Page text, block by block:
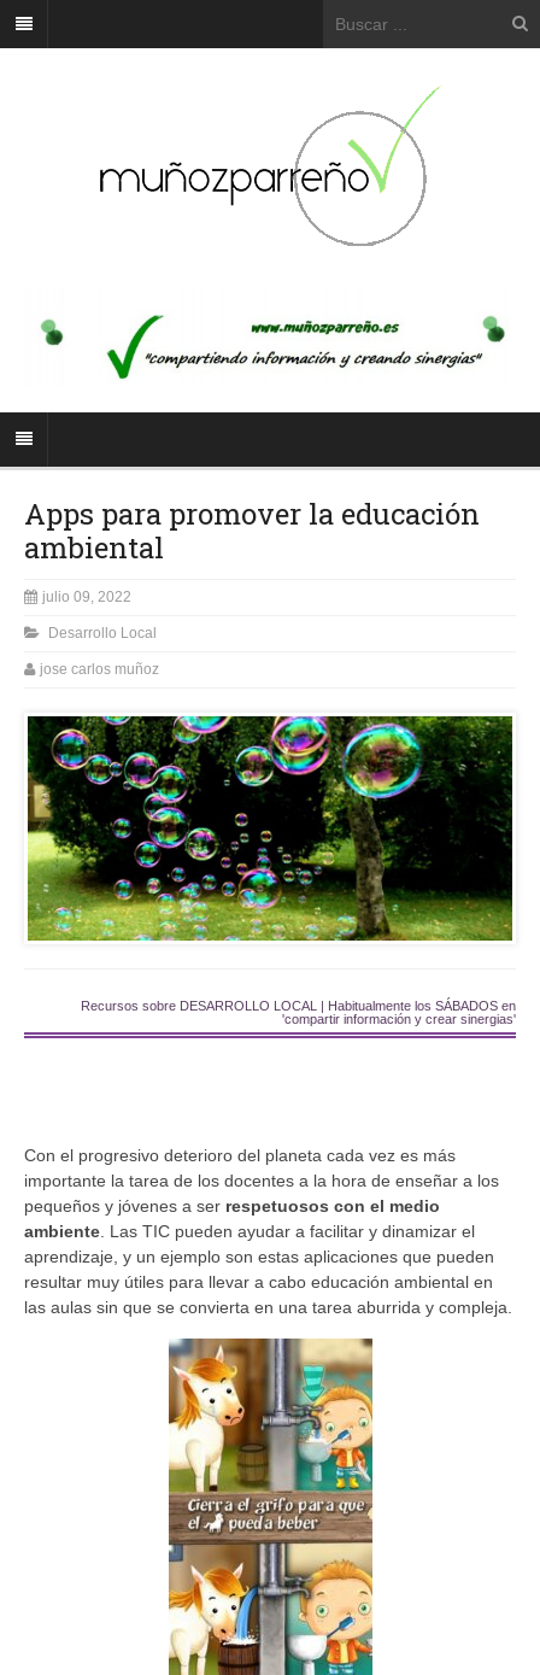
Apps para promover la educación
ambiental
julio 09, 2022
Desarrollo Local
jose carlos muñoz
Recursos sobre DESARROLLO LOCAL | Habitualmente los SÁBADOS en
'compartir información y crear sinergias'
Con el progresivo deterioro del planeta cada vez es más
importante la tarea de los docentes a la hora de enseñar a los
pequeños y jóvenes a ser respetuosos con el medio
ambiente . Las TIC pueden ayudar a facilitar y dinamizar el
aprendizaje, y un ejemplo son estas aplicaciones que pueden
resultar muy útiles para llevar a cabo educación ambiental en
las aulas sin que se convierta en una tarea aburrida y compleja.